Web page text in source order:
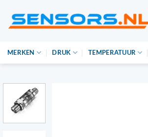
naar
MERKEN DRUK TEMPERATUUR